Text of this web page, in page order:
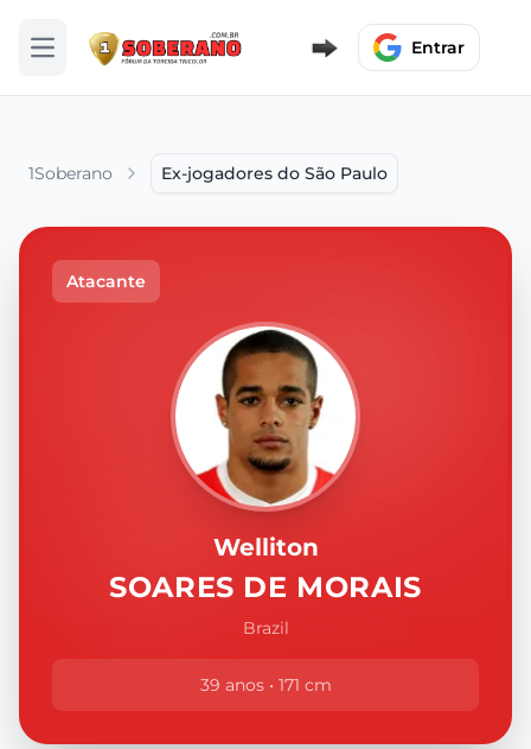
Abrir menu Entrar
1Soberano Ex-jogadores do São Paulo
Atacante
Welliton
SOARES DE MORAIS
Brazil
39 anos • 171 cm